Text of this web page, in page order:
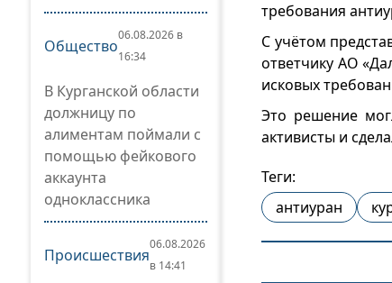
Общество
06.08.2026 в
16:34
В Курганской области
должницу по
алиментам поймали с
помощью фейкового
аккаунта
одноклассника
Происшествия
06.08.2026
в 14:41
требования
С учётом
ответчику АО
исковых
Это решение
активисты и
Теги:
антиуран